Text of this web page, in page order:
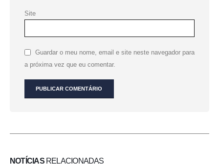
Site
Guardar o meu nome, email e site neste navegador para
a próxima vez que eu comentar.
NOTÍCIASRELACIONADAS